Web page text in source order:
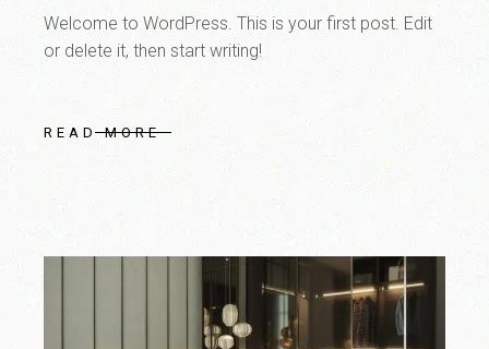
Welcome to WordPress. This is your first post. Edit
or delete it, then start writing!
READ MORE